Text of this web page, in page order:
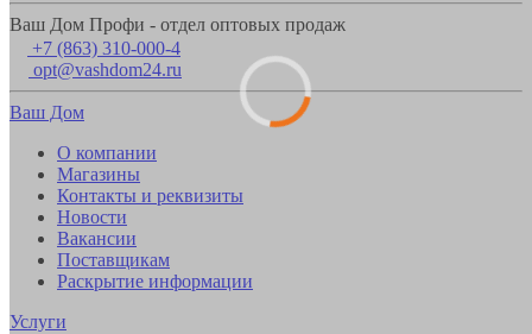
Ваш Дом Профи - отдел оптовых продаж
+7 (863) 310-000-4
opt@vashdom24.ru
Ваш Дом
О компании
Магазины
Контакты и реквизиты
Новости
Вакансии
Поставщикам
Раскрытие информации
Услуги